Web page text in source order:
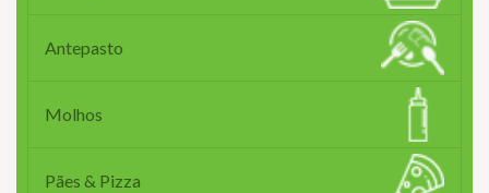
Antepasto
Molhos
Pães & Pizza